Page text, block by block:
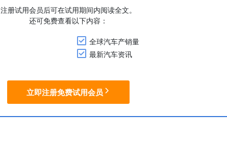
注册试用会员后可在试用期间内阅读全文。
还可免费查看以下内容：
全球汽车产销量
最新汽车资讯
立即注册免费试用会员